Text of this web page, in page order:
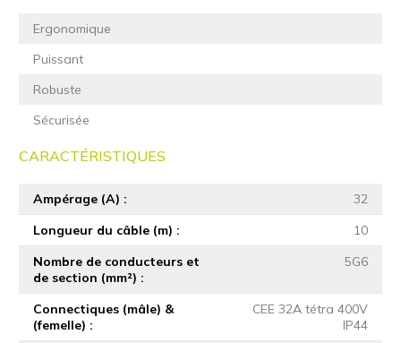
Ergonomique
Puissant
Robuste
Sécurisée
CARACTÉRISTIQUES
Ampérage (A)
32
Longueur du câble (m)
10
Nombre de conducteurs et
de section (mm²)
5G6
Connectiques (mâle) &
(femelle)
CEE 32A tétra 400V
IP44